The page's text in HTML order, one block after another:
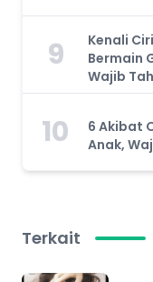
9
Kenali
Bermain
Wajib
10
6 Akibat
Anak,
Terkait